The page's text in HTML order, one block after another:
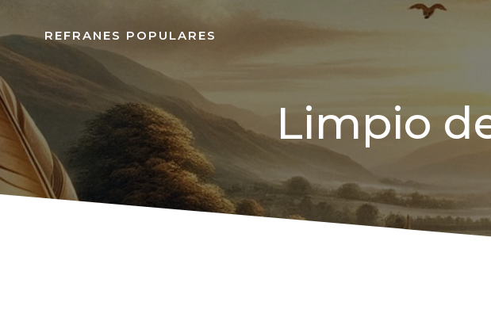
REFRANES POPULARES
Limpio